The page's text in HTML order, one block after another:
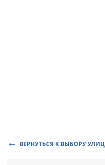
ВЕРНУТЬСЯ К ВЫБОРУ УЛИЦ